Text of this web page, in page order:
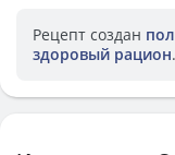
Рецепт создан
здоровый рацион.